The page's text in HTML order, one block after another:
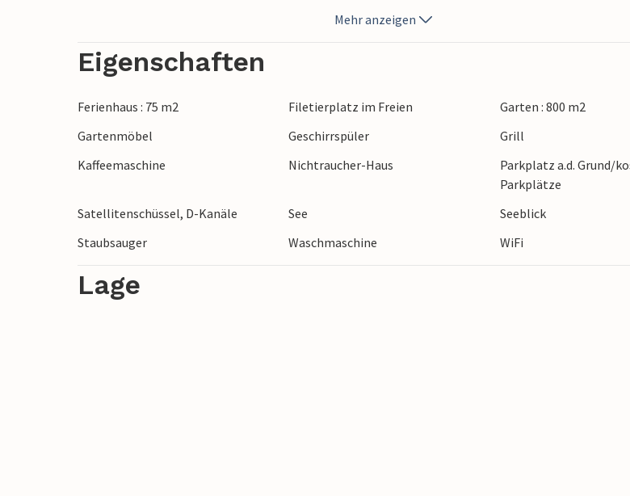
Sagomuseum besuchen, es erwartet Sie auch ein schöner Stadtkern mit
Restaurants. Auch ist das Sven Ljungberg-Museum bestimmt einen Besuch wert.
Nachbarhäuser: S04931, S04932, S04934 und S04037. S04035-036 liegen 200 m
entfernt.
Mehr anzeigen
Eigenschaften
Ferienhaus : 75 m2 Filetierplatz im Freien
Garten : 800 m2
Gartenmöbel
Geschirrspüler
Grill
Kaffeemaschine
Nichtraucher-Haus
Parkplatz a.d. Grund/
Parkplätze
Satellitenschüssel, D-Kanäle
See
Seeblick
Staubsauger
Waschmaschine WiFi
Lage